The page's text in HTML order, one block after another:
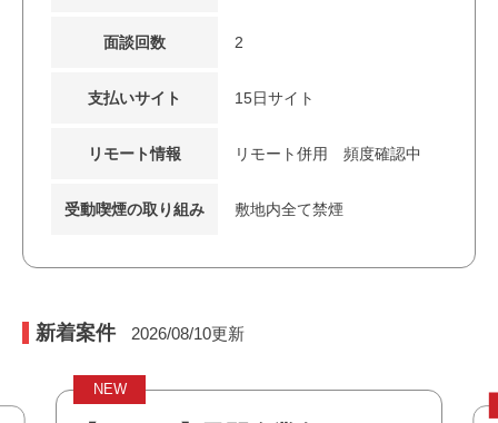
面談回数 2
支払いサイト 15日サイト
リモート情報 リモート併用 頻度確認中
受動喫煙の取り組み 敷地内全て禁煙
新着案件 2026/08/10更新
NEW